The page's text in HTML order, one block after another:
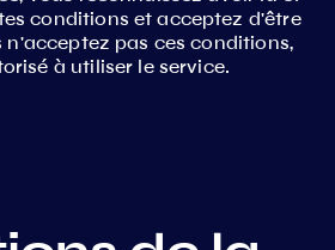
conditions et acceptez d'être
n'acceptez pas ces conditions,
à utiliser le service.